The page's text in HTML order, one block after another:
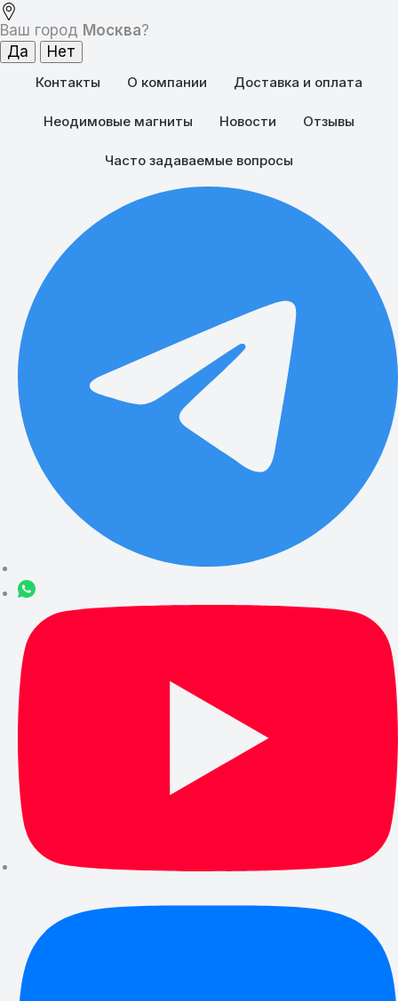
Ваш город Москва?
Контакты О компании Доставка и оплата
Неодимовые магниты Новости Отзывы
Часто задаваемые вопросы